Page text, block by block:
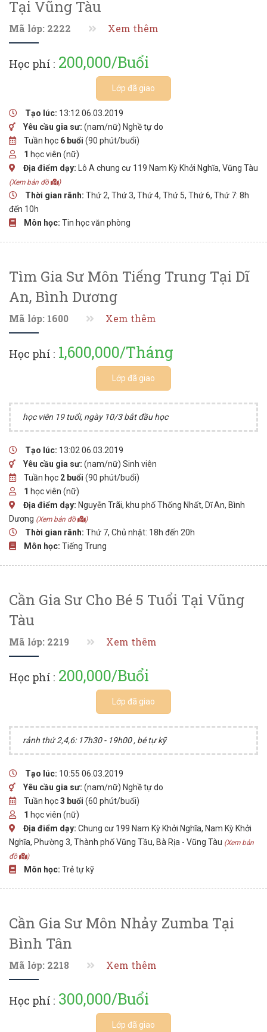
Tại Vũng Tàu
Mã lớp: 2222 Xem thêm
Học phí : 200,000/Buổi
Lớp đã giao
Tạo lúc: 13:12 06.03.2019
Yêu cầu gia sư: (nam/nữ) Nghề tự do
Tuần học 6 buổi (90 phút/buổi)
1 học viên (nữ)
Địa điểm dạy: Lô A chung cư 119 Nam Kỳ Khởi Nghĩa, Vũng Tàu
(Xem bản đồ )
Thời gian rãnh: Thứ 2, Thứ 3, Thứ 4, Thứ 5, Thứ 6, Thứ 7: 8h
đến 10h
Môn học: Tin học văn phòng
Tìm Gia Sư Môn Tiếng Trung Tại Dĩ
An, Bình Dương
Mã lớp: 1600 Xem thêm
Học phí : 1,600,000/Tháng
Lớp đã giao
học viên 19 tuổi, ngày 10/3 bắt đầu học
Tạo lúc: 13:02 06.03.2019
Yêu cầu gia sư: (nam/nữ) Sinh viên
Tuần học 2 buổi (90 phút/buổi)
1 học viên (nữ)
Địa điểm dạy: Nguyễn Trãi, khu phố Thống Nhất, Dĩ An, Bình
Dương (Xem bản đồ )
Thời gian rãnh: Thứ 7, Chủ nhật: 18h đến 20h
Môn học: Tiếng Trung
Cần Gia Sư Cho Bé 5 Tuổi Tại Vũng
Tàu
Mã lớp: 2219 Xem thêm
Học phí : 200,000/Buổi
Lớp đã giao
rảnh thứ 2,4,6: 17h30 - 19h00 , bé tự kỹ
Tạo lúc: 10:55 06.03.2019
Yêu cầu gia sư: (nam/nữ) Nghề tự do
Tuần học3 buổi (60 phút/buổi)
1 học viên (nữ)
Địa điểm dạy: Chung cư 199 Nam Kỳ Khởi Nghĩa, Nam Kỳ Khởi
Nghĩa, Phường 3, Thành phố Vũng Tầu, Bà Rịa - Vũng Tàu (Xem bản
đồ
)
Môn học: Trẻ tự kỹ
Cần Gia Sư Môn Nhảy Zumba Tại
Bình Tân
Mã lớp: 2218 Xem thêm
Học phí : 300,000/Buổi
Lớp đã giao